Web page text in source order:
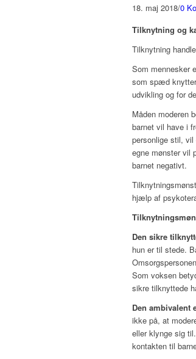
18. maj 2018/0
Tilknytning og
Tilknytning
Som mennesker
som spæd
udvikling og for
Måden moderen
barnet vil have i
personlige stil,
egne mønster vil
barnet negativt.
hjælp af
Den sikre
hun er til stede.
Som voksen
sikre tilknyttede
Den ambivalent
ikke på, at
eller klynge sig
kontakten til